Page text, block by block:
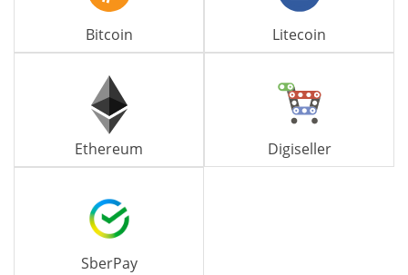
Bitcoin Litecoin
Ethereum Digiseller
SberPay